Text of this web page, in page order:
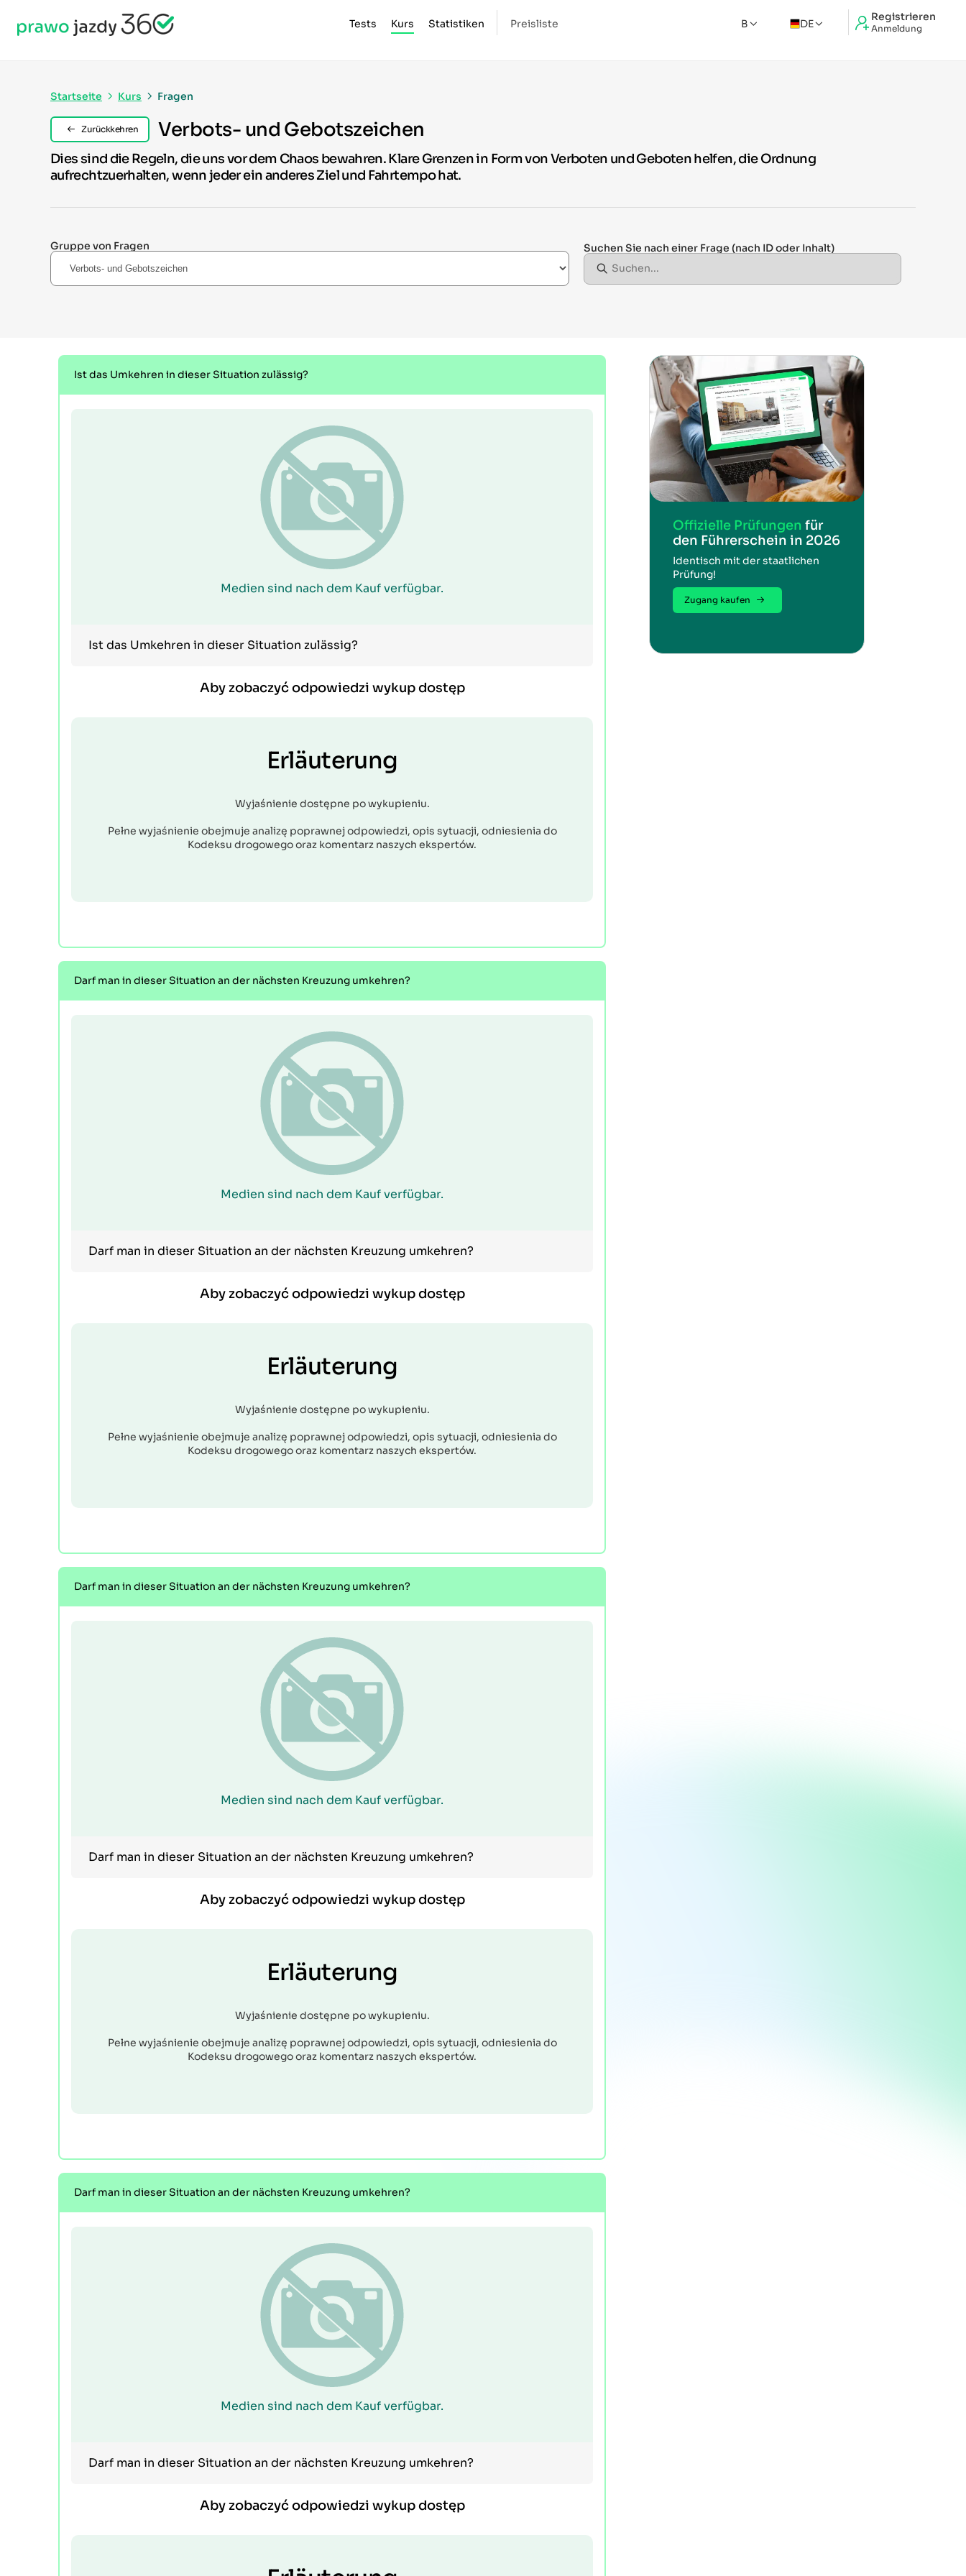
Registrieren
Anmeldung
DE
Tests Kurs Statistiken Preisliste B
Startseite Kurs Fragen
Zurückkehren Verbots- und Gebotszeichen
Dies sind die Regeln, die uns vor dem Chaos bewahren. Klare Grenzen in Form von Verboten und Geboten helfen, die Ordnung
aufrechtzuerhalten, wenn jeder ein anderes Ziel und Fahrtempo hat.
Gruppe von Fragen Suchen Sie nach einer Frage (nach ID oder Inhalt)
Ist das Umkehren in dieser Situation zulässig?
Medien sind nach dem Kauf verfügbar.
Ist das Umkehren in dieser Situation zulässig?
Aby zobaczyć odpowiedzi wykup dostęp
Erläuterung
Wyjaśnienie dostępne po wykupieniu.
Pełne wyjaśnienie obejmuje analizę poprawnej odpowiedzi, opis sytuacji, odniesienia do
Kodeksu drogowego oraz komentarz naszych ekspertów.
Darf man in dieser Situation an der nächsten Kreuzung umkehren?
Medien sind nach dem Kauf verfügbar.
Darf man in dieser Situation an der nächsten Kreuzung umkehren?
Aby zobaczyć odpowiedzi wykup dostęp
Erläuterung
Wyjaśnienie dostępne po wykupieniu.
Pełne wyjaśnienie obejmuje analizę poprawnej odpowiedzi, opis sytuacji, odniesienia do
Kodeksu drogowego oraz komentarz naszych ekspertów.
Darf man in dieser Situation an der nächsten Kreuzung umkehren?
Medien sind nach dem Kauf verfügbar.
Darf man in dieser Situation an der nächsten Kreuzung umkehren?
Aby zobaczyć odpowiedzi wykup dostęp
Erläuterung
Wyjaśnienie dostępne po wykupieniu.
Pełne wyjaśnienie obejmuje analizę poprawnej odpowiedzi, opis sytuacji, odniesienia do
Kodeksu drogowego oraz komentarz naszych ekspertów.
Darf man in dieser Situation an der nächsten Kreuzung umkehren?
Medien sind nach dem Kauf verfügbar.
Darf man in dieser Situation an der nächsten Kreuzung umkehren?
Aby zobaczyć odpowiedzi wykup dostęp
Offizielle Prüfungen für
den Führerschein in 2026
Identisch mit der staatlichen
Prüfung!
Zugang kaufen